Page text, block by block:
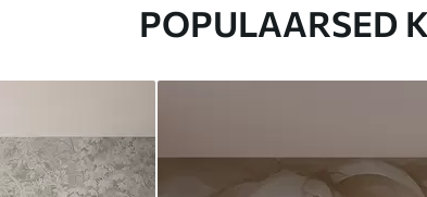
POPULAARSED